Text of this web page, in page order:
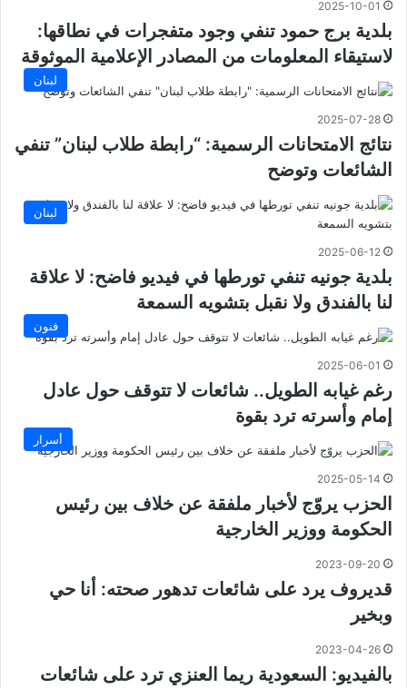
2025-10-01
بلدية برج حمود تنفي وجود متفجرات في نطاقها:
لاستيقاء المعلومات من المصادر الإعلامية الموثوقة
لبنان
2025-07-28
نتائج الامتحانات الرسمية: “رابطة طلاب لبنان” تنفي
الشائعات وتوضح
لبنان
2025-06-12
بلدية جونيه تنفي تورطها في فيديو فاضح: لا علاقة
لنا بالفندق ولا نقبل بتشويه السمعة
فنون
2025-06-01
رغم غيابه الطويل.. شائعات لا تتوقف حول عادل
إمام وأسرته ترد بقوة
أسرار
2025-05-14
الحزب يروّج لأخبار ملفقة عن خلاف بين رئيس
الحكومة ووزير الخارجية
2023-09-20
قديروف يرد على شائعات تدهور صحته: أنا حي
وبخير
2023-04-26
بالفيديو: السعودية ريما العنزي ترد على شائعات